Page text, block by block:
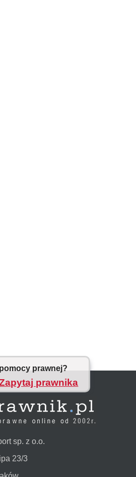
sp. z o.o.
23/3
prawnej?
prawnika